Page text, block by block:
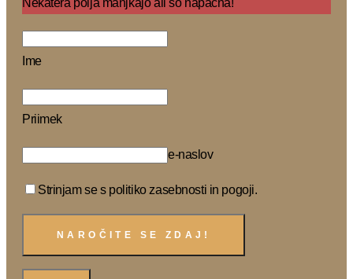
Nekatera polja manjkajo ali so napačna!
Ime
Priimek
e-naslov
Strinjam se s politiko zasebnosti in pogoji.